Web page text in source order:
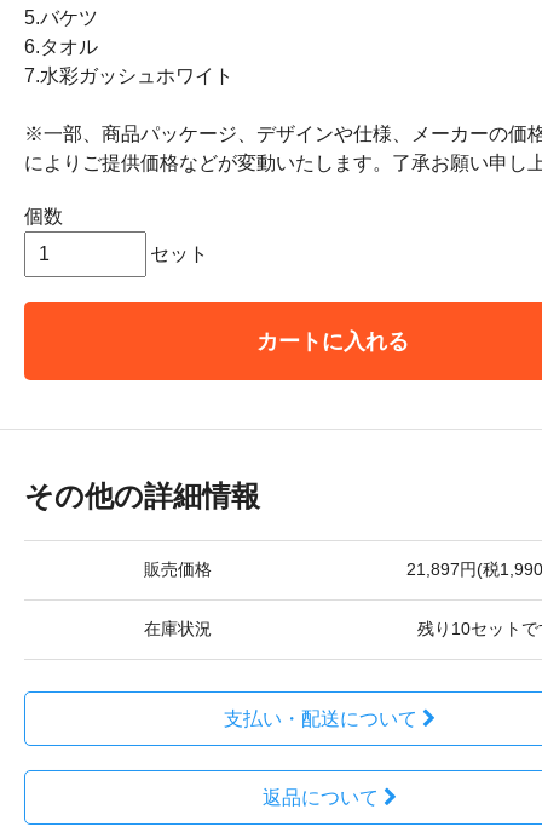
5.バケツ
6.タオル
7.水彩ガッシュホワイト
※一部、商品パッケージ、デザインや仕様、メーカーの価
によりご提供価格などが変動いたします。了承お願い申し
個数
セット
カートに入れる
その他の詳細情報
販売価格 21,897円(税
在庫状況 残り10セットで
支払い・配送について
返品について